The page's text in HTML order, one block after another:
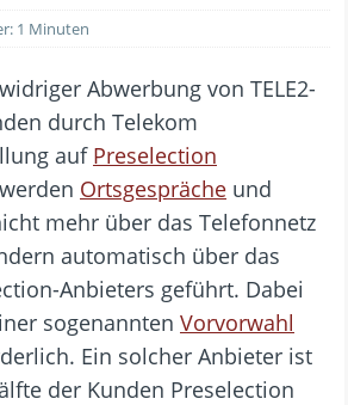
1 Minuten
auf Preselection
Ortsgespräche und
mehr über das Telefonnetz
automatisch über das
Anbieters geführt. Dabei
sogenannten Vorvorwahl
Ein solcher Anbieter ist
der Kunden Preselection